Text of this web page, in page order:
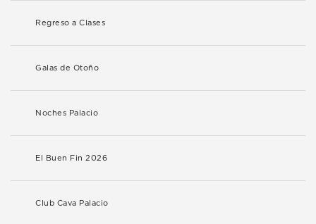
Regreso a Clases
Galas de Otoño
Noches Palacio
El Buen Fin 2026
Club Cava Palacio